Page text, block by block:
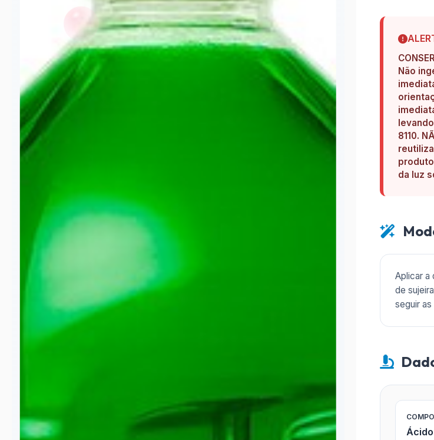
Não
8110.
da luz
Aplicar a
de
seguir